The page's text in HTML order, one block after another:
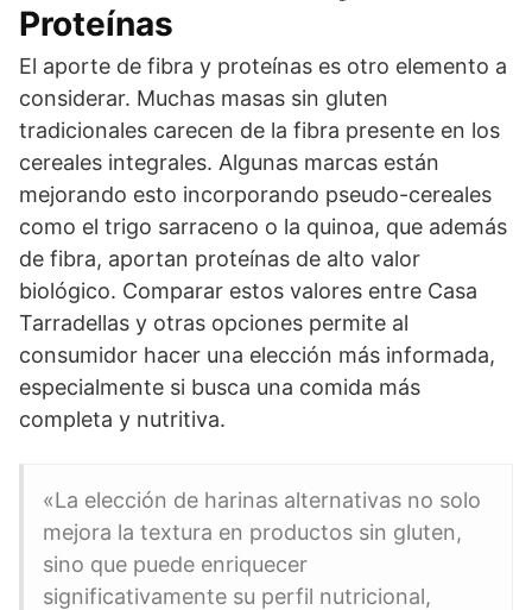
Proteínas
El aporte de fibra y proteínas es otro elemento a
considerar. Muchas masas sin gluten
tradicionales carecen de la fibra presente en los
cereales integrales. Algunas marcas están
mejorando esto incorporando pseudo-cereales
como el trigo sarraceno o la quinoa, que además
de fibra, aportan proteínas de alto valor
biológico. Comparar estos valores entre Casa
Tarradellas y otras opciones permite al
consumidor hacer una elección más informada,
especialmente si busca una comida más
completa y nutritiva.
«La elección de harinas alternativas no solo
mejora la textura en productos sin gluten,
sino que puede enriquecer
significativamente su perfil nutricional,